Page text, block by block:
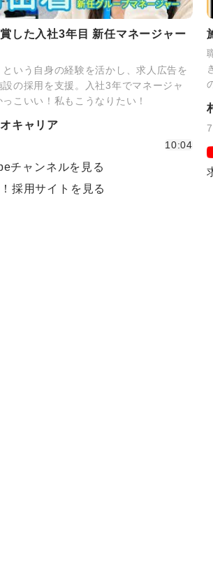
した入社3年目 新任マネージャー
という自身の経験を活かし、求人広告を
の採用を支援。入社3年でマネージャ
こいい！私もこうなりたい！
キャリア
10:04
チャンネルを見る
採用サイトを見る